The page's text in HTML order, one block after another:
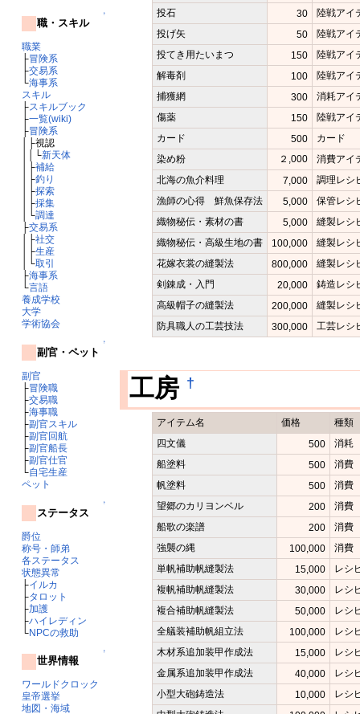
↑
職・スキル
職業
├冒険系
├交易系
└海事系
スキル
├スキルブック
├一覧(wiki)
├冒険系
│├視認
││└新天体
│├補給
│├釣り
│├探索
│├採集
│└調達
├交易系
│├社交
│├生産
│└取引
├海事系
└言語
養成学校
大学
学術協会
↑
副官・ペット
副官
├冒険職
├交易職
├海事職
├副官スキル
├副官回航
├副官船長
├副官仕官
└自宅生産
ペット
↑
ステータス
爵位
称号・師弟
各ステータス
状態異常
├イルカ
├タロット
├加護
├ハイレディン
└NPCの救助
↑
世界情報
ワールドクロック
皇帝選挙
地図・海域
投石
30
陸戦アイ
投げ矢
50
陸戦アイ
投てき用たいまつ
150
陸戦アイ
解毒剤
100
陸戦アイ
捕獲網
300
消耗アイ
傷薬
150
陸戦アイ
カード
500
カード
染め粉
２,000
消費アイ
北海の魚介料理
7,000
調理レシ
漁師の心得 鮮魚保存法
5,000
保管レシ
織物秘伝・素材の書
5,000
縫製レシ
織物秘伝・高級生地の書
100,000
縫製レシ
花嫁衣裳の縫製法
800,000
縫製レシ
剣錬成・入門
20,000
鋳造レシ
高級帽子の縫製法
200,000
縫製レシ
防具職人の工芸技法
300,000 工芸レシ
工房 †
アイテム名 価格
種類
四文儀
500
消耗
船塗料
500
消費
帆塗料
500
消費
望郷のカリヨンベル
200
消費
船歌の楽譜
200
消費
強襲の縄
100,000
消費
単帆補助帆縫製法
15,000
レシ
複帆補助帆縫製法
30,000
レシ
複合補助帆縫製法
50,000
レシ
全艤装補助帆組立法
100,000
レシ
木材系追加装甲作成法
15,000
レシ
金属系追加装甲作成法
40,000
レシ
小型大砲鋳造法
10,000
レシ